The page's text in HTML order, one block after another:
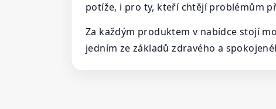
potíže, i pro ty, kteří chtějí problémům
Za každým produktem v nabídce stojí
jedním ze základů zdravého a